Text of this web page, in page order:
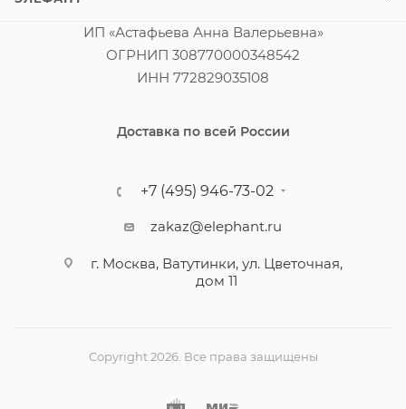
ИП «Астафьева Анна Валерьевна»
ОГРНИП 308770000348542
ИНН 772829035108
Доставка по всей России
+7 (495) 946-73-02
zakaz@elephant.ru
г. Москва, Ватутинки, ул. Цветочная,
дом 11
Copyright 2026. Все права защищены